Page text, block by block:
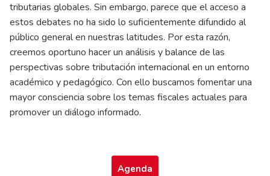
tributarias globales. Sin embargo, parece que el acceso a
estos debates no ha sido lo suficientemente difundido al
público general en nuestras latitudes. Por esta razón,
creemos oportuno hacer un análisis y balance de las
perspectivas sobre tributación internacional en un entorno
académico y pedagógico. Con ello buscamos fomentar una
mayor consciencia sobre los temas fiscales actuales para
promover un diálogo informado.
Agenda